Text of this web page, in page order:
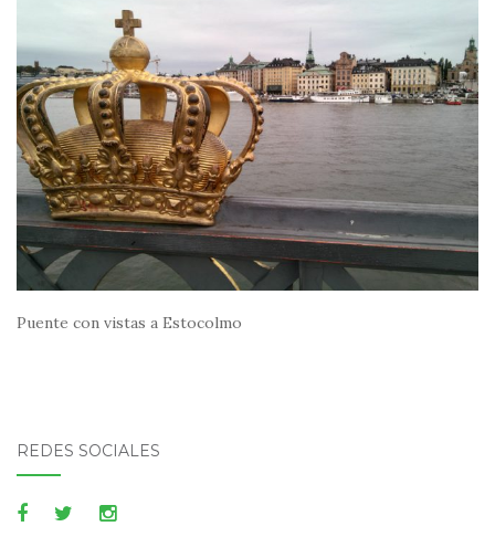
Puente con vistas a Estocolmo
REDES SOCIALES